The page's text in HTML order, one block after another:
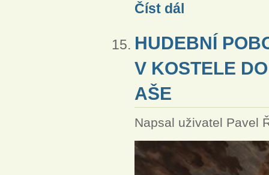
Číst dál
HUDEBNÍ
V KOSTELE
AŠE
Napsal uživatel Pavel